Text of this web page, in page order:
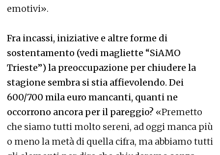
emotivi».
Fra incassi, iniziative e altre forme di
sostentamento (vedi magliette “SiAMO
Trieste”) la preoccupazione per chiudere la
stagione sembra si stia affievolendo. Dei
600/700 mila euro mancanti, quanti ne
occorrono ancora per il pareggio? «Premetto
che siamo tutti molto sereni, ad oggi manca più
o meno la metà di quella cifra, ma abbiamo tutti